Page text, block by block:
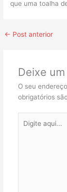
que uma toalha
← Post anterior
Deixe
O seu
obrigatórios
aqui...